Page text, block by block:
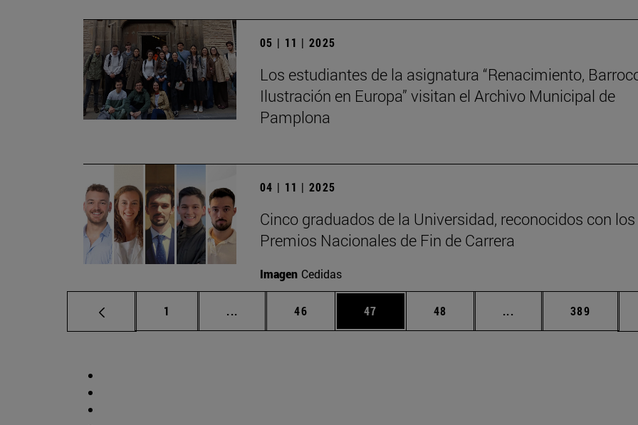
05 | 11 | 2025
Los estudiantes de la asignatura “Renacimiento,
Ilustración en Europa” visitan el Archivo Municipal de
Pamplona
04 | 11 | 2025
Cinco graduados de la Universidad, reconocidos con los
Premios Nacionales de Fin de Carrera
Imagen Cedidas
Página
1 ... Páginas intermedias Use TAB para desplazarse.
Página
46 Página
47 Página
48 ... Páginas intermedias
Página
389